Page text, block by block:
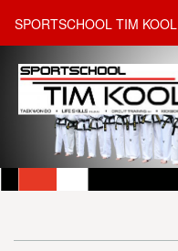
SPORTSCHOOL TIM KOOL
HOME
INFORMATIE
LESAANBOD
ROOSTER
KINDERFEESTJES